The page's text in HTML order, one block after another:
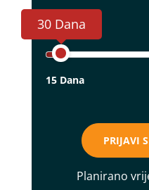
30 Dana
15 Dana
PRIJAVI
Planirano